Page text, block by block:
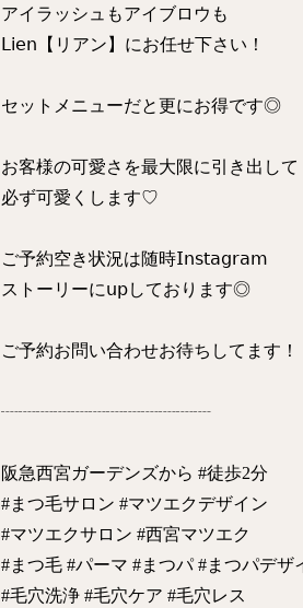
アイラッシュもアイブロウも
𝖫𝗂𝖾𝗇【リアン】にお任せ下さい！
セットメニューだと更にお得です◎
お客様の可愛さを最大限に引き出して
必ず可愛くします‪︎‬‪︎︎︎︎︎♡
ご予約空き状況は随時𝖨𝗇𝗌𝗍𝖺𝗀𝗋𝖺𝗆
ストーリーに𝗎𝗉しております◎
ご予約お問い合わせお待ちしてます！
┈┈┈┈┈┈┈┈┈┈┈┈
阪急西宮ガーデンズから #徒歩2分
#まつ毛サロン #マツエクデザイン
#マツエクサロン #西宮マツエク
#まつ毛 #パーマ #まつパ #まつパデザ
#毛穴洗浄 #毛穴ケア #毛穴レス